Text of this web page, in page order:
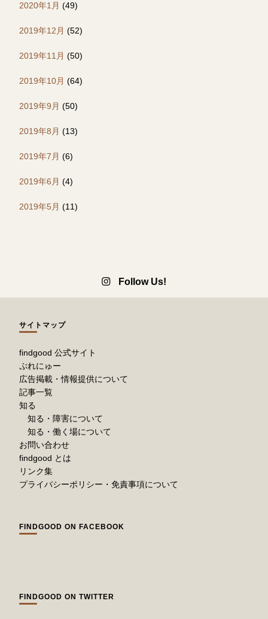
2020年1月 (49)
2019年12月 (52)
2019年11月 (50)
2019年10月 (64)
2019年9月 (50)
2019年8月 (13)
2019年7月 (6)
2019年6月 (4)
2019年5月 (11)
Follow Us!
サイトマップ
findgood 公式サイト
ぷれにゅー
広告掲載・情報提供について
記事一覧
知る
知る・障害について
知る・働く場について
お問い合わせ
findgood とは
リンク集
プライバシーポリシー・免責事項について
FINDGOOD ON FACEBOOK
FINDGOOD ON TWITTER